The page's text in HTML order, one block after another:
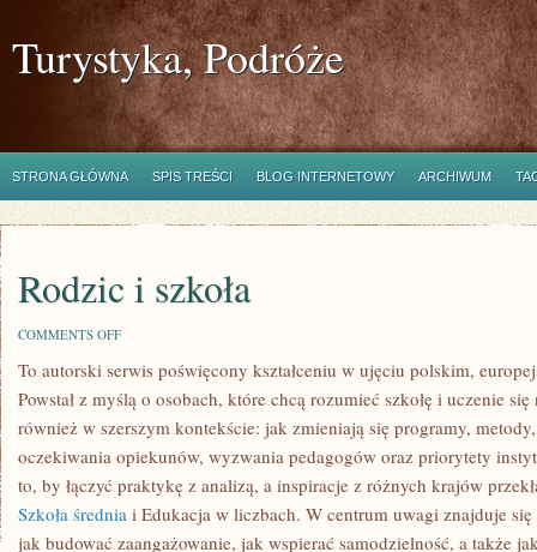
Turystyka, Podróże
STRONA GŁÓWNA SPIS TREŚCI BLOG INTERNETOWY ARCHIWUM
Rodzic i szkoła
COMMENTS OFFON
I
To autorski serwis poświęcony kształceniu w ujęciu polskim,
Powstał z myślą o osobach, które chcą rozumieć szkołę i uczenie
również w szerszym kontekście: jak zmieniają się programy,
oczekiwania opiekunów, wyzwania pedagogów oraz priorytety
to, by łączyć praktykę z analizą, a inspiracje z różnych krajów
Szkoła średnia i Edukacja w liczbach. W centrum uwagi znajduje
jak budować zaangażowanie, jak wspierać samodzielność, a także